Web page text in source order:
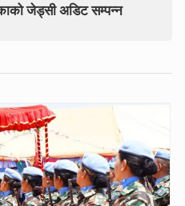
जेड्सी अडिट सम्पन्न